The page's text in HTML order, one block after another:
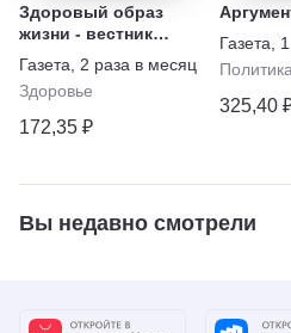
Здоровый образ
жизни - вестник
"ЗОЖ"
Газета
2 раза в месяц
Здоровье
172,35 ₽
Газета
Политика
325,40
Вы недавно смотрели